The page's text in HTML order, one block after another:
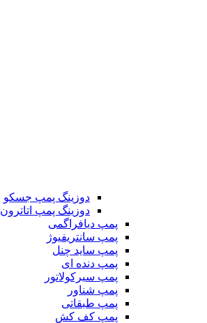
دوزینگ پمپ جسکو
دوزینگ پمپ اتاترون
پمپ دیافراگمی
پمپ سانتریفیوژ
پمپ ساید چنل
پمپ دنده ای
پمپ سیرکولاتور
پمپ شناور
پمپ طبقاتی
پمپ کف کش